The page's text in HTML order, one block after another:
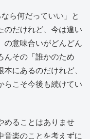
ら何だっていい」と
のだけれど、今は違い
の意味合いがどんどん
んその「誰かのため
にあるのだけれど、
らこそ今後も続けてい
めることはありませ
音楽のことを考えずに